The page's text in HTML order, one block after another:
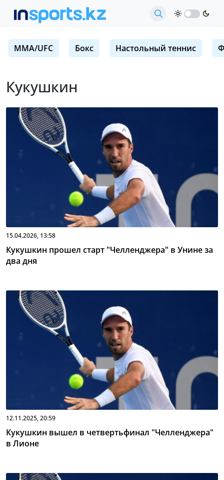
MMA/UFC Бокс Настольный теннис
Кукушкин
15.04.2026, 13:58
Кукушкин прошел старт "Челленджера" в Унине за
два дня
12.11.2025, 20:59
Кукушкин вышел в четвертьфинал "Челленджера"
в Лионе